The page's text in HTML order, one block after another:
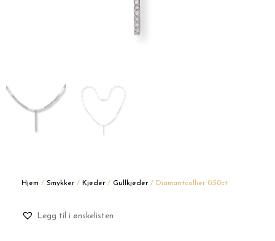
Hjem / Smykker / Kjeder / Gullkjeder / Diamantcollier 0,50ct
Legg til i ønskelisten